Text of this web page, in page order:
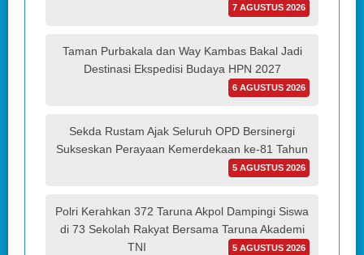
7 AGUSTUS 2026
Taman Purbakala dan Way Kambas Bakal Jadi
Destinasi Ekspedisi Budaya HPN 2027
6 AGUSTUS 2026
Sekda Rustam Ajak Seluruh OPD Bersinergi
Sukseskan Perayaan Kemerdekaan ke-81 Tahun
5 AGUSTUS 2026
Polri Kerahkan 372 Taruna Akpol Dampingi Siswa
di 73 Sekolah Rakyat Bersama Taruna Akademi
TNI
5 AGUSTUS 2026